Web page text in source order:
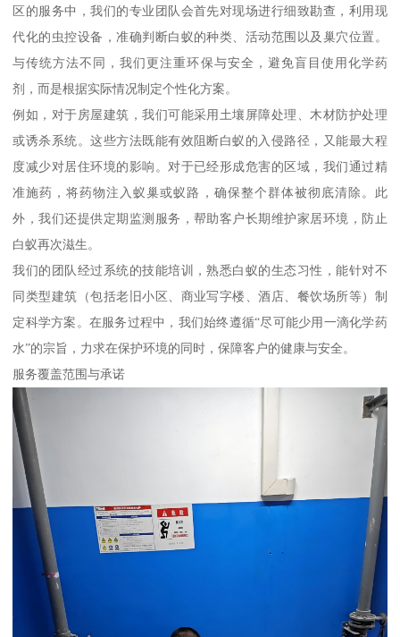
区的服务中，我们的专业团队会首先对现场进行细致勘查，利用现
代化的虫控设备，准确判断白蚁的种类、活动范围以及巢穴位置。
与传统方法不同，我们更注重环保与安全，避免盲目使用化学药
剂，而是根据实际情况制定个性化方案。
例如，对于房屋建筑，我们可能采用土壤屏障处理、木材防护处理
或诱杀系统。这些方法既能有效阻断白蚁的入侵路径，又能最大程
度减少对居住环境的影响。对于已经形成危害的区域，我们通过精
准施药，将药物注入蚁巢或蚁路，确保整个群体被彻底清除。此
外，我们还提供定期监测服务，帮助客户长期维护家居环境，防止
白蚁再次滋生。
我们的团队经过系统的技能培训，熟悉白蚁的生态习性，能针对不
同类型建筑（包括老旧小区、商业写字楼、酒店、餐饮场所等）制
定科学方案。在服务过程中，我们始终遵循“尽可能少用一滴化学药
水”的宗旨，力求在保护环境的同时，保障客户的健康与安全。
服务覆盖范围与承诺